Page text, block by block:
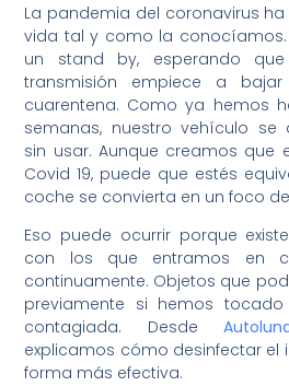
La pandemia del coronavirus
vida tal y como la
un stand by, esperando
transmisión empiece a
cuarentena. Como ya hemos
semanas, nuestro vehículo se
sin usar. Aunque creamos que
Covid 19, puede que estés
coche se convierta en un foco
Eso puede ocurrir porque
con los que entramos en
continuamente. Objetos que
previamente si hemos
contagiada. Desde
explicamos cómo desinfectar el
forma más efectiva.